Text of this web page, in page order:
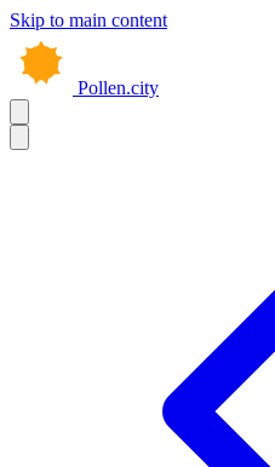
Skip to main content
Pollen.city